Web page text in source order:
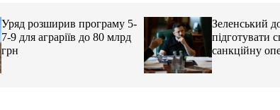
Уряд розширив програму 5-
7-9 для аграріїв до 80 млрд
грн
Зеленський
підготувати
санкційну
РФ